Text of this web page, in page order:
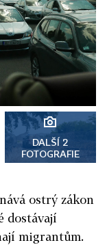
DALŠÍ 2
FOTOGRAFIE
ostrý zákon
dostávají
migrantům.